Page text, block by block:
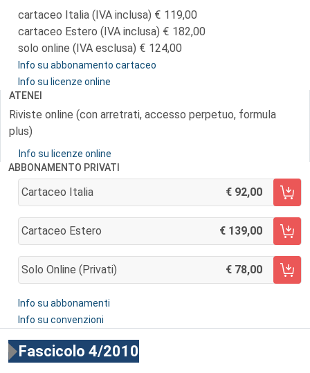
cartaceo Italia (IVA inclusa)
119,00
cartaceo Estero (IVA inclusa)
182,00
solo online (IVA esclusa)
124,00
Info su abbonamento cartaceo
Info su licenze online
ATENEI
Riviste online (con arretrati, accesso perpetuo, formula
plus)
Info su licenze online
ABBONAMENTO PRIVATI
Cartaceo Italia 92,00
AGGIUNGI AL CARRELLO
Cartaceo Estero 139,00
AGGIUNGI AL CARRELLO
Solo Online (privati) 78,00
AGGIUNGI AL CARRELLO
Info su abbonamenti
Info su convenzioni
Fascicolo 4/2010